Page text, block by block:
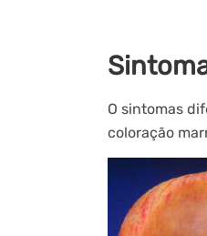
O sintomas
coloração